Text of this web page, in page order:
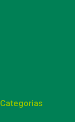
Categorias